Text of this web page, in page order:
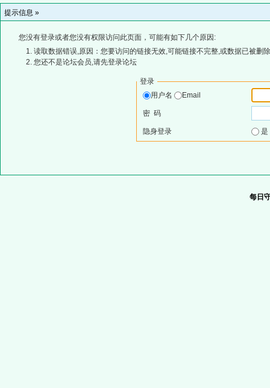
提示信息 »
您没有登录或者您没有权限访问此页面，可能有如下几个原因:
读取数据错误,原因：您要访问的链接无效,可能链接不完整,或数据已被删
您还不是论坛会员,请先登录论坛
登录
用户名
Email
密 码
隐身登录
每日